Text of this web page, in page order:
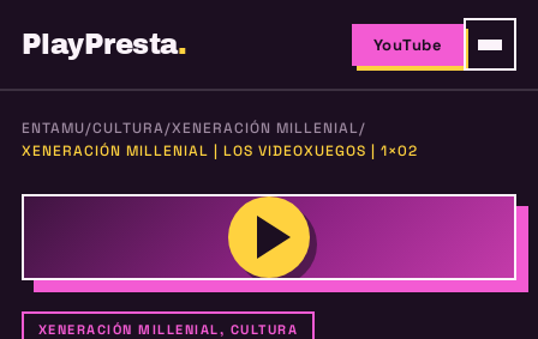
PlayPresta. YouTube
ENTAMU/CULTURA/XENERACIÓN MILLENIAL/
XENERACIÓN MILLENIAL | LOS VIDEOXUEGOS | 1×02
XENERACIÓN MILLENIAL, CULTURA